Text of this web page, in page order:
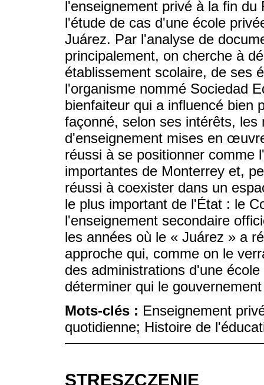
l'enseignement privé à la fin
l'étude de cas d'une école
Juárez. Par l'analyse de
principalement, on cherche à
établissement scolaire, de ses
l'organisme nommé Sociedad
bienfaiteur qui a influencé bien
façonné, selon ses intérêts,
d'enseignement mises en
réussi à se positionner comme
importantes de Monterrey et,
réussi à coexister dans un
le plus important de l'État : le
l'enseignement secondaire
les années où le « Juárez » a
approche qui, comme on le
des administrations d'une
déterminer qui le
Mots-clés : Enseignement
quotidienne; Histoire de
STRESZCZENIE